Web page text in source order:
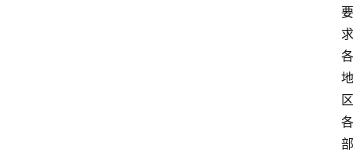
要
求
各
地
区
各
部